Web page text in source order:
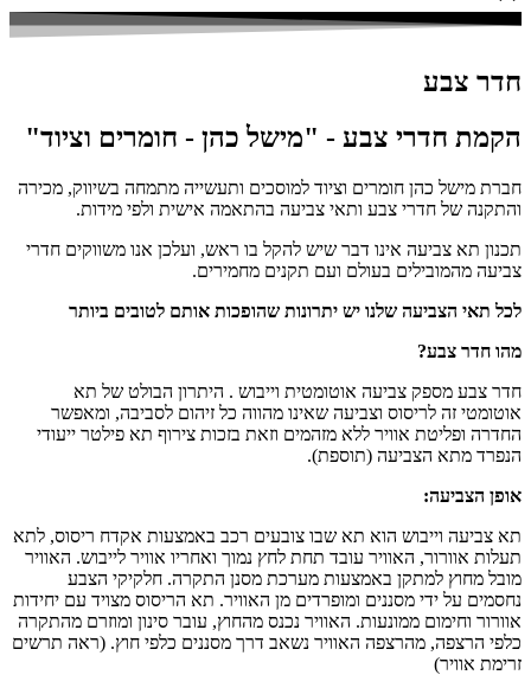
חדר צבע
הקמת חדרי צבע - "מישל כהן - חומרים וציוד"
חברת מישל כהן חומרים וציוד למוסכים ותעשייה מתמחה בשיווק, מכירה
והתקנה של חדרי צבע ותאי צביעה בהתאמה אישית ולפי מידות.
תכנון תא צביעה אינו דבר שיש להקל בו ראש, ועלכן אנו משווקים חדרי
צביעה מהמובילים בעולם ועם תקנים מחמירים.
לכל תאי הצביעה שלנו יש יתרונות שהופכות אותם לטובים ביותר
מהו חדר צבע?
חדר צבע מספק צביעה אוטומטית וייבוש . היתרון הבולט של תא
אוטומטי זה לריסוס וצביעה שאינו מהווה כל זיהום לסביבה, ומאפשר
החדרה ופליטת אוויר ללא מזהמים וזאת בזכות צירוף תא פילטר ייעודי
הנפרד מתא הצביעה (תוספת).
אופן הצביעה:
תא צביעה וייבוש הוא תא שבו צובעים רכב באמצעות אקדח ריסוס, לתא
תעלות אוורור, האוויר עובד תחת לחץ נמוך ואחריו אוויר לייבוש. האוויר
מובל מחוץ למתקן באמצעות מערכת מסנן התקרה. חלקיקי הצבע
נחסמים על ידי מסננים ומופרדים מן האוויר. תא הריסוס מצויד עם יחידות
אוורור וחימום ממונעות. האוויר נכנס מהחוץ, עובר סינון ומוזרם מהתקרה
כלפי הרצפה, מהרצפה האוויר נשאב דרך מסננים כלפי חוץ. (ראה תרשים
זרימת אוויר)